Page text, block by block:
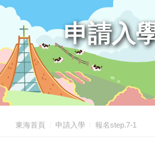
申請入
東海首頁 申請入學 報名step.7-1